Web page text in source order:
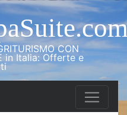
CON
in Italia: Offerte e